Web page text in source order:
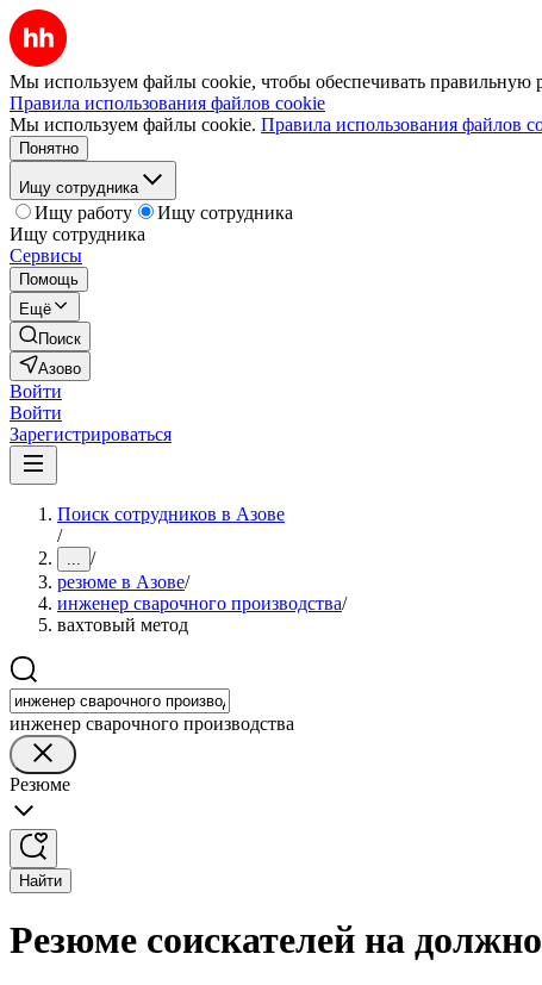
Мы используем файлы cookie, чтобы обеспечивать правильную
Правила использования файлов cookie
Мы используем файлы cookie. Правила использования файлов
Понятно
Ищу сотрудника
Ищу работу
Ищу сотрудника
Ищу сотрудника
Сервисы
Помощь
Ещё
Поиск
Азово
Войти
Войти
Зарегистрироваться
Поиск сотрудников в Азове
/
... /
резюме в Азове/
инженер сварочного производства/
вахтовый метод
инженер сварочного производства
Резюме
Найти
Резюме соискателей на